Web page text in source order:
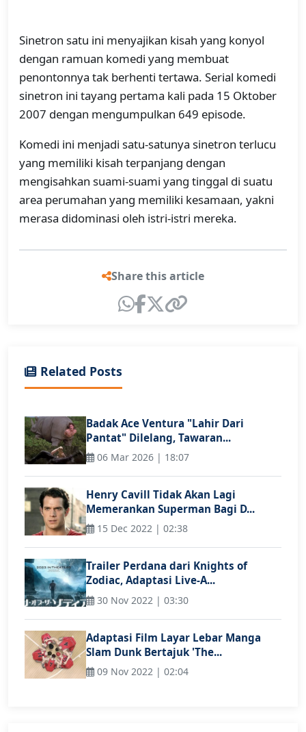
Sinetron satu ini menyajikan kisah yang konyol
dengan ramuan komedi yang membuat
penontonnya tak berhenti tertawa. Serial komedi
sinetron ini tayang pertama kali pada 15 Oktober
2007 dengan mengumpulkan 649 episode.
Komedi ini menjadi satu-satunya sinetron terlucu
yang memiliki kisah terpanjang dengan
mengisahkan suami-suami yang tinggal di suatu
area perumahan yang memiliki kesamaan, yakni
merasa didominasi oleh istri-istri mereka.
Share this article
Related Posts
Badak Ace Ventura "Lahir Dari
Pantat" Dilelang, Tawaran...
06 Mar 2026 | 18:07
Henry Cavill Tidak Akan Lagi
Memerankan Superman Bagi D...
15 Dec 2022 | 02:38
Trailer Perdana dari Knights of
Zodiac, Adaptasi Live-A...
30 Nov 2022 | 03:30
Adaptasi Film Layar Lebar Manga
Slam Dunk Bertajuk 'The...
09 Nov 2022 | 02:04